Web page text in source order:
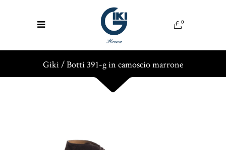
0
Giki/Botti 391-g in camoscio marrone